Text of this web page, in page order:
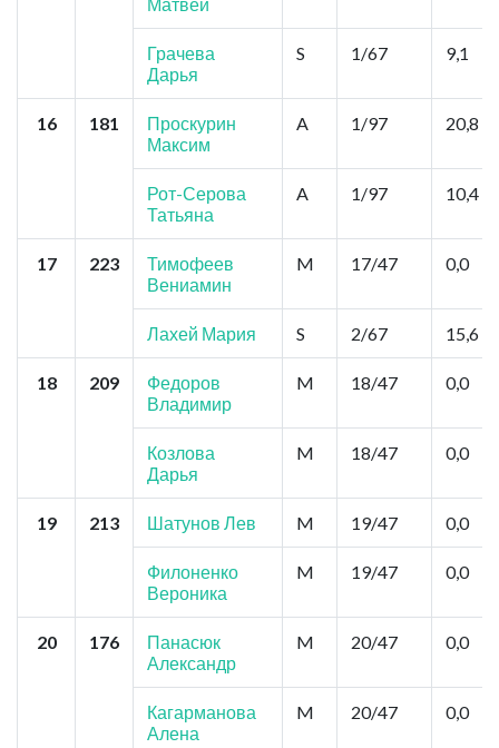
Грачева
Дарья
S 1/67 9,1
16 181
Проскурин
Максим
A 1/97 20,8
Рот-Серова
Татьяна
A 1/97 10,4
17 223
Тимофеев
Вениамин
M 17/47 0,0
Лахей Мария S 2/67 15,6
18 209
Федоров
Владимир
M 18/47 0,0
Козлова
Дарья
M 18/47 0,0
19 213 Шатунов Лев M 19/47 0,0
Филоненко
Вероника
M 19/47 0,0
20 176
Панасюк
Александр
M 20/47 0,0
Кагарманова
Алена
M 20/47 0,0